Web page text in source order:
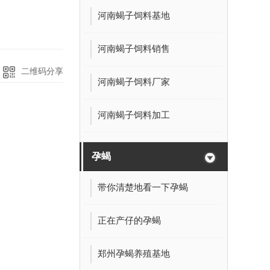
二维码分享
河南蝎子饲料基地
河南蝎子饲料销售
河南蝎子饲料厂家
河南蝎子饲料加工
孕蝎
带你清楚地看一下孕蝎
正在产仔的孕蝎
郑州孕蝎养殖基地